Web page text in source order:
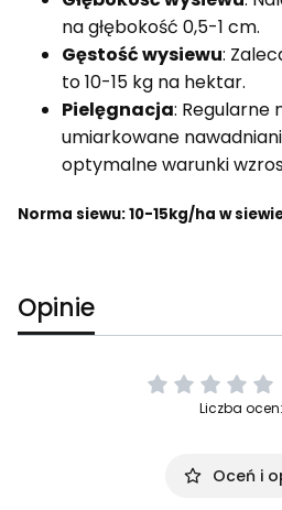
na głębokość 0,5-1 cm.
Gęstość wysiewu:
to 10-15 kg na hektar.
Pielęgnacja: Regularne
umiarkowane
optymalne warunki
Norma siewu: 10-15kg/ha w
Opinie
Liczba
Oceń i